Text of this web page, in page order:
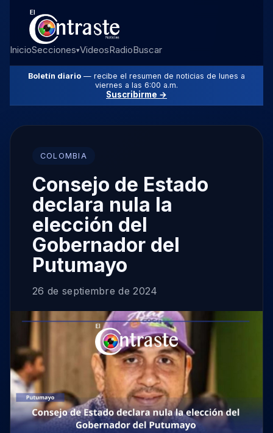
InicioSecciones▾VideosRadioBuscar
Boletín diario — recibe el resumen de noticias de lunes a
viernes a las 6:00 a.m.
Suscribirme →
COLOMBIA
Consejo de Estado
declara nula la
elección del
Gobernador del
Putumayo
26 de septiembre de 2024